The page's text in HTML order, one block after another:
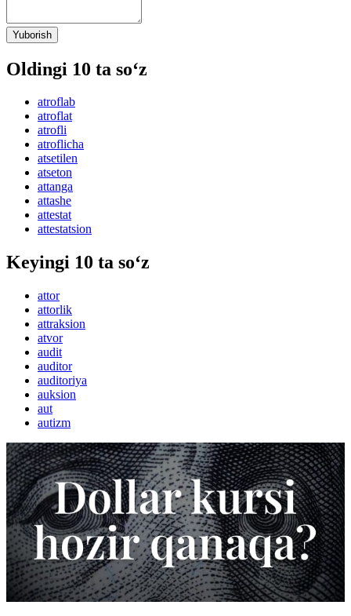
Yuborish
Oldingi 10 ta so‘z
atroflab
atroflat
atrofli
atroflicha
atsetilen
atseton
attanga
attashe
attestat
attestatsion
Keyingi 10 ta so‘z
attor
attorlik
attraksion
atvor
audit
auditor
auditoriya
auksion
aut
autizm